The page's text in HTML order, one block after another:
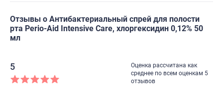
Отзывы о Антибактериальный спрей для полости
рта Perio-Aid Intensive Care, хлоргексидин 0,12% 50
мл
5
Оценка рассчитана как
среднее по всем оценкам 5
отзывов